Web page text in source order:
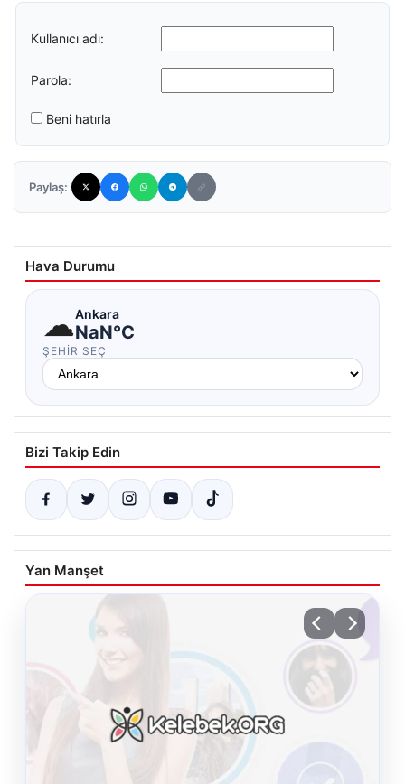
Kullanıcı adı:
Parola:
Beni hatırla
Paylaş:
Hava Durumu
☁Ankara
NaN°C
ŞEHIR SEÇ
Bizi Takip Edin
Yan Manşet